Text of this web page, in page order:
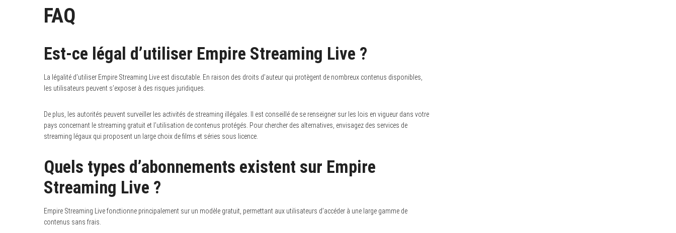
FAQ
Est-ce légal d’utiliser Empire Streaming Live ?
La légalité d’utiliser Empire Streaming Live est discutable. En raison des droits d’auteur qui protègent de nombreux contenus disponibles,
les utilisateurs peuvent s’exposer à des risques juridiques.
De plus, les autorités peuvent surveiller les activités de streaming illégales. Il est conseillé de se renseigner sur les lois en vigueur dans votre
pays concernant le streaming gratuit et l’utilisation de contenus protégés. Pour chercher des alternatives, envisagez des services de
streaming légaux qui proposent un large choix de films et séries sous licence.
Quels types d’abonnements existent sur Empire
Streaming Live ?
Empire Streaming Live fonctionne principalement sur un modèle gratuit, permettant aux utilisateurs d’accéder à une large gamme de
contenus sans frais.